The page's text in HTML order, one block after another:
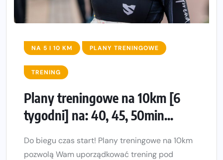
NA 5 I 10 KM PLANY TRENINGOWE
TRENING
Plany treningowe na 10km [6
tygodni] na: 40, 45, 50min...
Do biegu czas start! Plany treningowe na 10km
pozwolą Wam uporządkować trening pod